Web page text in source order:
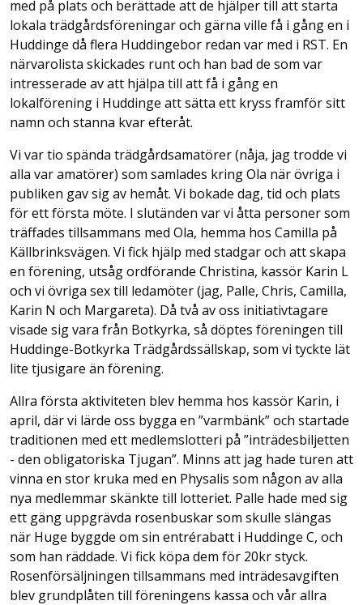
med på plats och berättade att de hjälper till att starta
lokala trädgårdsföreningar och gärna ville få i gång en i
Huddinge då flera Huddingebor redan var med i RST. En
närvarolista skickades runt och han bad de som var
intresserade av att hjälpa till att få i gång en
lokalförening i Huddinge att sätta ett kryss framför sitt
namn och stanna kvar efteråt.
Vi var tio spända trädgårdsamatörer (nåja, jag trodde vi
alla var amatörer) som samlades kring Ola när övriga i
publiken gav sig av hemåt. Vi bokade dag, tid och plats
för ett första möte. I slutänden var vi åtta personer som
träffades tillsammans med Ola, hemma hos Camilla på
Källbrinksvägen. Vi fick hjälp med stadgar och att skapa
en förening, utsåg ordförande Christina, kassör Karin L
och vi övriga sex till ledamöter (jag, Palle, Chris, Camilla,
Karin N och Margareta). Då två av oss initiativtagare
visade sig vara från Botkyrka, så döptes föreningen till
Huddinge-Botkyrka Trädgårdssällskap, som vi tyckte lät
lite tjusigare än förening.
Allra första aktiviteten blev hemma hos kassör Karin, i
april, där vi lärde oss bygga en ”varmbänk” och startade
traditionen med ett medlemslotteri på ”inträdesbiljetten
- den obligatoriska Tjugan”. Minns att jag hade turen att
vinna en stor kruka med en Physalis som någon av alla
nya medlemmar skänkte till lotteriet. Palle hade med sig
ett gäng uppgrävda rosenbuskar som skulle slängas
när Huge byggde om sin entrérabatt i Huddinge C, och
som han räddade. Vi fick köpa dem för 20kr styck.
Rosenförsäljningen tillsammans med inträdesavgiften
blev grundplåten till föreningens kassa och vår allra